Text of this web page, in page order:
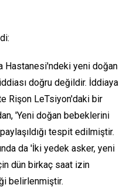
Hastanesi'ndeki yeni doğan
doğru değildir. İddiaya
Rişon LeTsiyon'daki bir
'Yeni doğan bebeklerini
tespit edilmiştir.
da 'İki yedek asker, yeni
dün birkaç saat izin
belirlenmiştir.